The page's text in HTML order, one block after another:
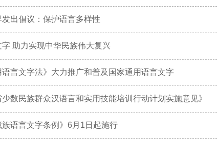
发出倡议：保护语言多样性
助力实现中华民族伟大复兴
言文字法》大力推广和普及国家通用语言文字
数民族群众汉语言和实用技能培训行动计划实施意见》
族语言文字条例》6月1日起施行